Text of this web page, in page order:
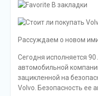
В закладки
Рассуждаем о новом
Сегодня исполняется
автомобильной
зацикленной на
Volvo. Безопасность ее